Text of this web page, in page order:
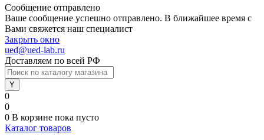
Сообщение отправлено
Ваше сообщение успешно отправлено. В ближайшее время с
Вами свяжется наш специалист
Закрыть окно
ued@ued-lab.ru
Доставляем по всей РФ
0
0
0 В корзине пока пусто
Каталог товаров